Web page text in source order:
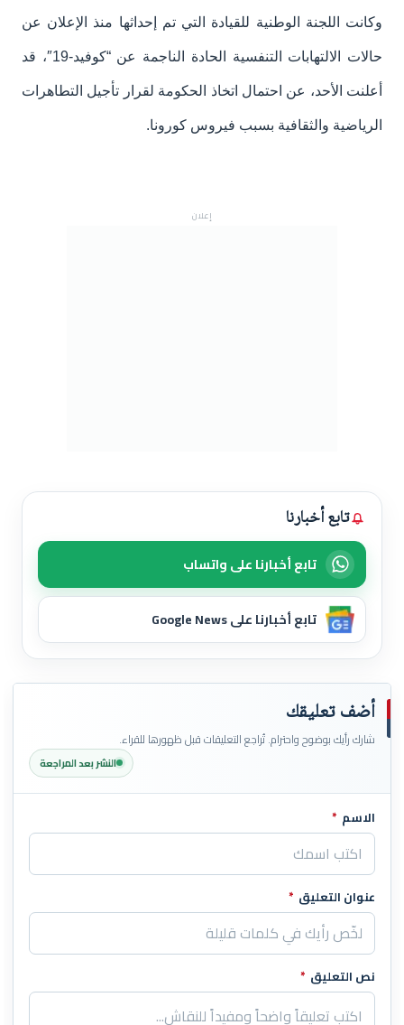
وكانت اللجنة الوطنية للقيادة التي تم إحداثها منذ الإعلان عن
حالات الالتهابات التنفسية الحادة الناجمة عن “كوفيد-19″، قد
أعلنت الأحد، عن احتمال اتخاذ الحكومة لقرار تأجيل التطاهرات
الرياضية والثقافية بسبب فيروس كورونا.
إعلان
تابع أخبارنا
تابع أخبارنا على واتساب
تابع أخبارنا على Google News
أضف تعليقك
شارك رأيك بوضوح واحترام. تُراجع التعليقات قبل ظهورها للقراء.
النشر بعد المراجعة
اترك هذا الحقل فارغاً
الاسم *
عنوان التعليق *
نص التعليق *